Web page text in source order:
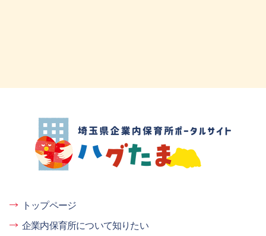
埼玉県企業内保育所ポータルサイト ハグ
たま
トップページ
企業内保育所について知りたい